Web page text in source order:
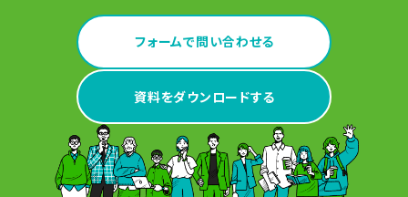
フォームで問い合わせる
資料をダウンロードする